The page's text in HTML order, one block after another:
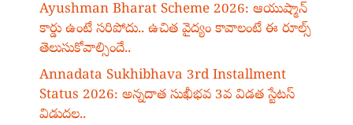
Ayushman Bharat Scheme 2026: ఆయుష్మాన్
కార్డు ఉంటే సరిపోదు.. ఉచిత వైద్యం కావాలంటే ఈ రూల్స్
తెలుసుకోవాల్సిందే..
Annadata Sukhibhava 3rd Installment
Status 2026: అన్నదాత సుఖీభవ 3వ విడత స్టేటస్
విడుదల..